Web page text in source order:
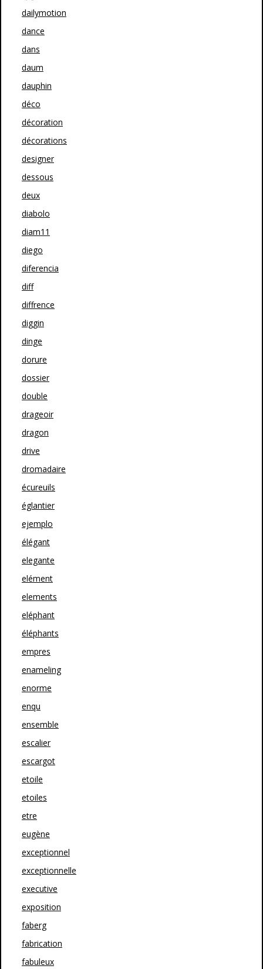
dailymotion
dance
dans
daum
dauphin
déco
décoration
décorations
designer
dessous
deux
diabolo
diam11
diego
diferencia
diff
diffrence
diggin
dinge
dorure
dossier
double
drageoir
dragon
drive
dromadaire
écureuils
églantier
ejemplo
élégant
elegante
elément
elements
eléphant
éléphants
empres
enameling
enorme
enqu
ensemble
escalier
escargot
etoile
etoiles
etre
eugène
exceptionnel
exceptionnelle
executive
exposition
faberg
fabrication
fabuleux